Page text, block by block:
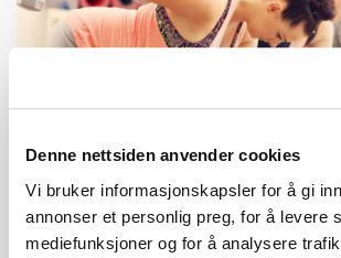
Denne nettsiden anvender cookies
Vi bruker informasjonskapsler for å gi
annonser et personlig preg, for å levere
mediefunksjoner og for å analysere